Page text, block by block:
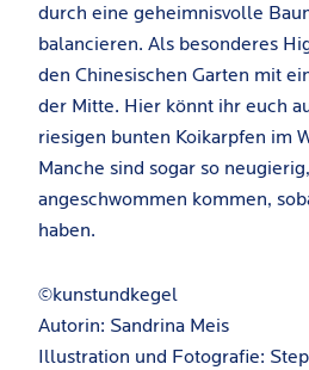
durch eine geheimnisvolle
balancieren. Als besonderes
den Chinesischen Garten mit
der Mitte. Hier könnt ihr euch
riesigen bunten Koikarpfen im
Manche sind sogar so
angeschwommen kommen,
haben.
©kunstundkegel
Autorin: Sandrina Meis
Illustration und Fotografie: